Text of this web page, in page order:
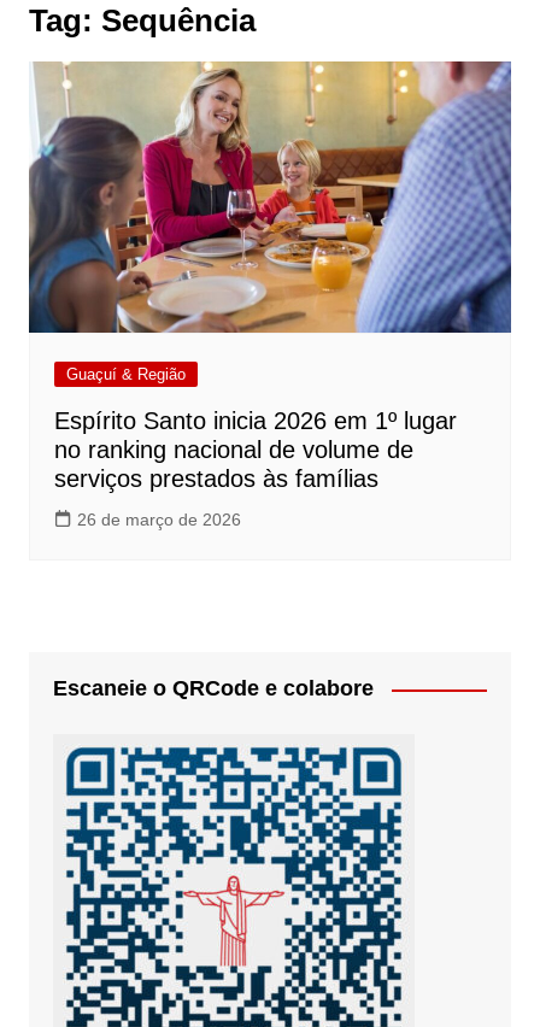
Tag: Sequência
Guaçuí & Região
Espírito Santo inicia 2026 em 1º lugar
no ranking nacional de volume de
serviços prestados às famílias
26 de março de 2026
Escaneie o QRCode e colabore